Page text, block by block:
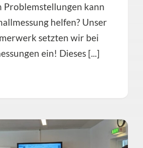
Problemstellungen kann
helfen? Unser
setzten wir bei
ein! Dieses [...]